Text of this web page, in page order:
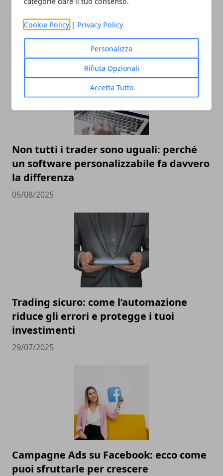
Cookie Policy | Privacy Policy
Personalizza
Rifiuta Opzionali
Accetta Tutto
ARTICOLI CORRELATI
Non tutti i trader sono uguali: perché
un software personalizzabile fa davvero
la differenza
05/08/2025
Trading sicuro: come l’automazione
riduce gli errori e protegge i tuoi
investimenti
29/07/2025
Campagne Ads su Facebook: ecco come
puoi sfruttarle per crescere